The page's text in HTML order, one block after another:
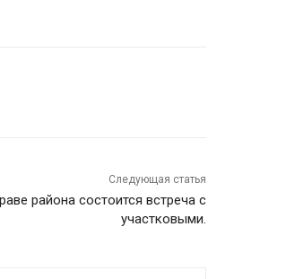
Следующая статья
района состоится встреча с
участковыми.